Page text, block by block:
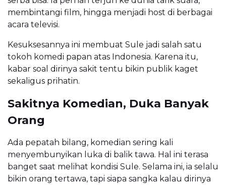
membintangi film, hingga menjadi host di berbagai
acara televisi.
Kesuksesannya ini membuat Sule jadi salah satu
tokoh komedi papan atas Indonesia. Karena itu,
kabar soal dirinya sakit tentu bikin publik kaget
sekaligus prihatin.
Sakitnya Komedian, Duka Banyak
Orang
Ada pepatah bilang, komedian sering kali
menyembunyikan luka di balik tawa. Hal ini terasa
banget saat melihat kondisi Sule. Selama ini, ia selalu
bikin orang tertawa, tapi siapa sangka kalau dirinya